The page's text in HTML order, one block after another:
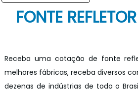
FONTE
Receba uma cotação de fonte
melhores fábricas, receba diversos
dezenas de indústrias de todo o